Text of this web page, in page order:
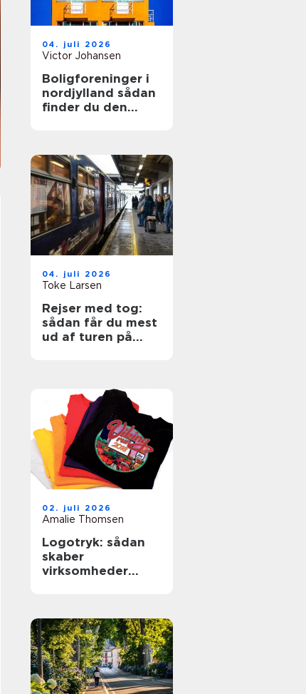
04. juli 2026
Victor Johansen
Boligforeninger i
nordjylland sådan
finder du den
04. juli 2026
Toke Larsen
Rejser med tog:
sådan får du mest
ud af turen på
02. juli 2026
Amalie Thomsen
Logotryk: sådan
skaber
virksomheder